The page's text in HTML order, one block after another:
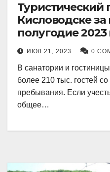
Туристический
Кисловодске за
полугодие 2023
рекордный рост
ИЮЛ 21, 2023 0
В санатории и
более 210 тыс. гостей
пребывания. Если
общее…